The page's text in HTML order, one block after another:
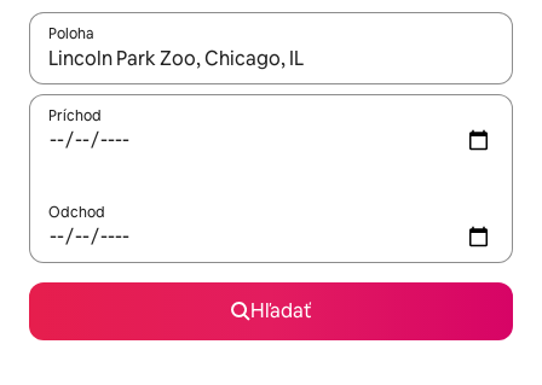
Poloha
Keď budú výsledky k dispozícii, môžete si ich prechádzať
Príchod
Odchod
Hľadať